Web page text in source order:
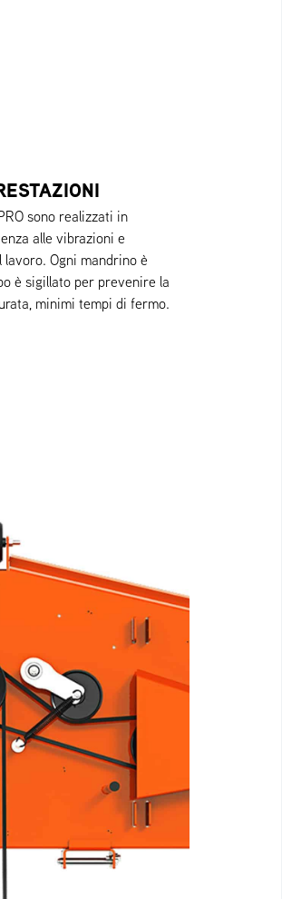
sono realizzati in
alle vibrazioni e
Ogni mandrino è
è sigillato per prevenire la
minimi tempi di fermo.